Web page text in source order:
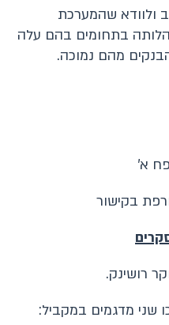
ולוודא שהמערכת
בתחומים בהם עלה
מהם נמוכה.
א'
בקישור
רושינק.
שני מדגמים במקביל: